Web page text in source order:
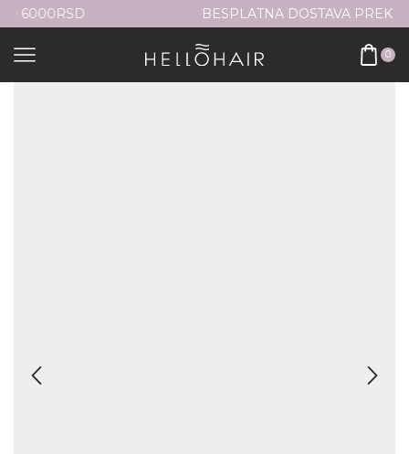
BESPLATNA DOSTAVA PREKO 6000RSD
0